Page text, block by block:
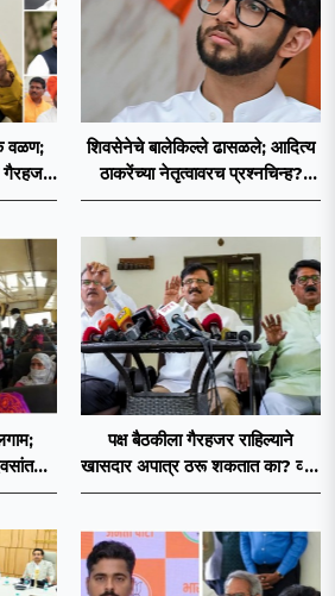
वळण;
गैरहजर,
शिवसेनेचे बालेकिल्ले ढासळले; आदित्य
ठाकरेंच्या नेतृत्वावरच प्रश्नचिन्ह?
ठाकरे ब्रँड नेमका कुठे चुकला?
पक्ष बैठकीला गैरहजर राहिल्याने
खासदार अपात्र ठरू शकतात का? व्हीप
आणि कायदा नेमकं काय सांगतो?